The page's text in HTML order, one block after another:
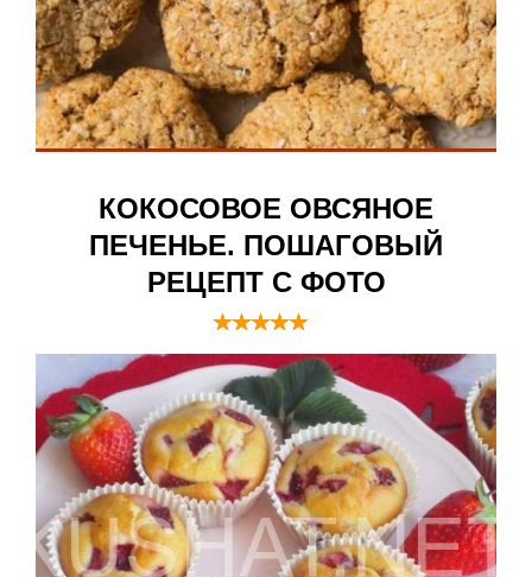
КОКОСОВОЕ ОВСЯНОЕ
ПЕЧЕНЬЕ. ПОШАГОВЫЙ
РЕЦЕПТ С ФОТО